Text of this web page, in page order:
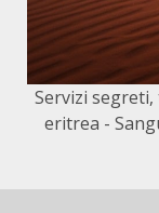
Servizi
eritrea -